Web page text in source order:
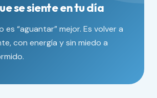
se siente en tu día
es “aguantar” mejor. Es volver a
con energía y sin miedo a